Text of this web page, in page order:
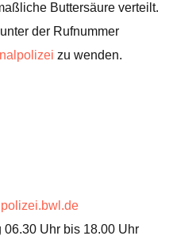
Buttersäure verteilt.
der Rufnummer
zu wenden.
06.30 Uhr bis 18.00 Uhr